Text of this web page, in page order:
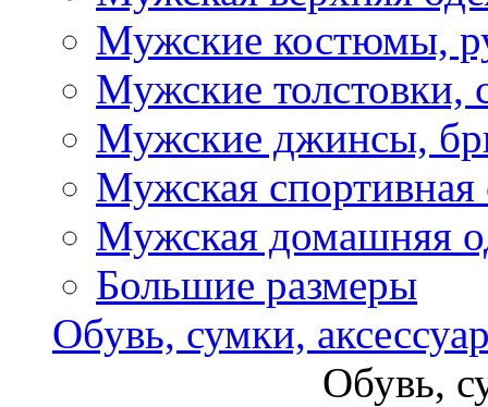
Мужские костюмы,
Мужские толстовки,
Мужские джинсы,
Мужская спортивная
Мужская домашняя
Большие размеры
Обувь, сумки,
Обувь,